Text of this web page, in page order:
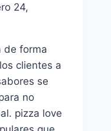
24,
de forma
clientes a
se
no
pizza love